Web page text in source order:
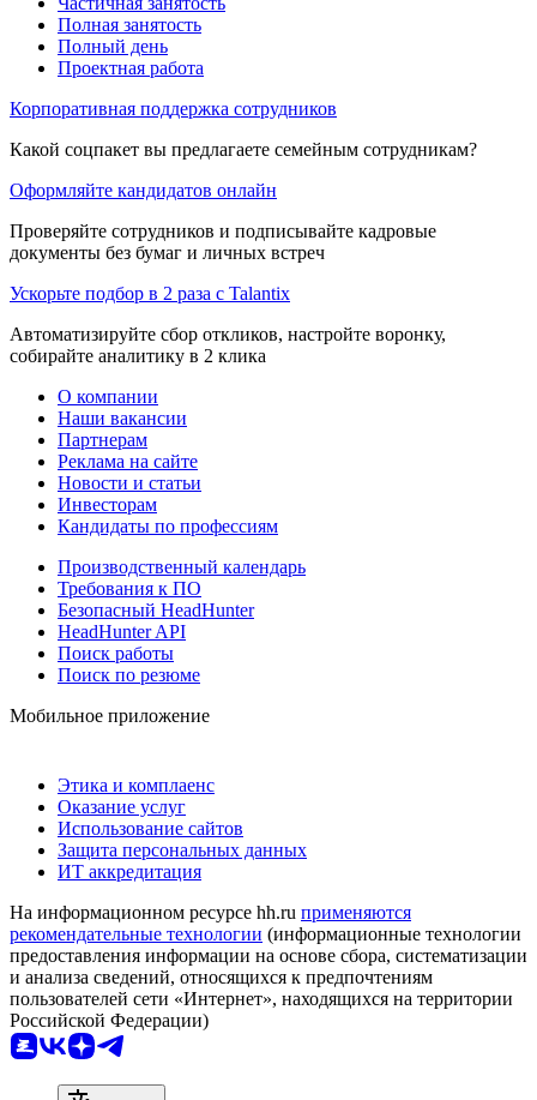
Полная занятость
Полный день
Проектная работа
Корпоративная поддержка сотрудников
Какой соцпакет вы предлагаете семейным сотрудникам?
Оформляйте кандидатов онлайн
Проверяйте сотрудников и подписывайте кадровые
документы без бумаг и личных встреч
Ускорьте подбор в 2 раза с Talantix
Автоматизируйте сбор откликов, настройте воронку,
собирайте аналитику в 2 клика
О компании
Наши вакансии
Партнерам
Реклама на сайте
Новости и статьи
Инвесторам
Кандидаты по профессиям
Производственный календарь
Требования к ПО
Безопасный HeadHunter
HeadHunter API
Поиск работы
Поиск по резюме
Мобильное приложение
Этика и комплаенс
Оказание услуг
Использование сайтов
Защита персональных данных
ИТ аккредитация
На информационном ресурсе hh.ru применяются
рекомендательные технологии (информационные технологии
предоставления информации на основе сбора, систематизации
и анализа сведений, относящихся к предпочтениям
пользователей сети «Интернет», находящихся на территории
Российской Федерации)